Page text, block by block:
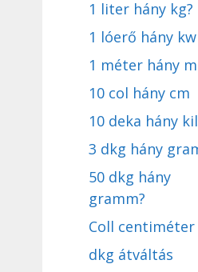
1 liter hány kg?
1 lóerő hány kw
1 méter hány
10 col hány cm
10 deka hány
3 dkg hány
50 dkg hány
gramm?
Coll centiméter
dkg átváltás